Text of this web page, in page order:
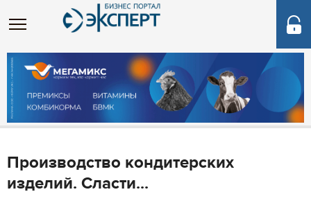
Производство кондитерских
изделий. Сласти...